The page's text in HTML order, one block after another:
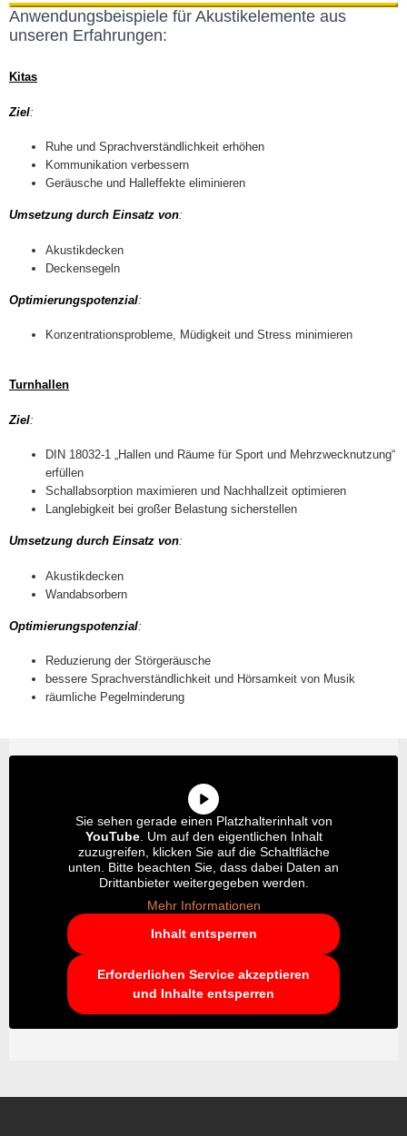
Anwendungsbeispiele für Akustikelemente aus
unseren Erfahrungen:
Kitas
Ziel:
Ruhe und Sprachverständlichkeit erhöhen
Kommunikation verbessern
Geräusche und Halleffekte eliminieren
Umsetzung durch Einsatz von:
Akustikdecken
Deckensegeln
Optimierungspotenzial:
Konzentrationsprobleme, Müdigkeit und Stress minimieren
Turnhallen
Ziel:
DIN 18032-1 „Hallen und Räume für Sport und Mehrzwecknutzung“
erfüllen
Schallabsorption maximieren und Nachhallzeit optimieren
Langlebigkeit bei großer Belastung sicherstellen
Umsetzung durch Einsatz von:
Akustikdecken
Wandabsorbern
Optimierungspotenzial:
Reduzierung der Störgeräusche
bessere Sprachverständlichkeit und Hörsamkeit von Musik
räumliche Pegelminderung
Sie sehen gerade einen Platzhalterinhalt von
YouTube. Um auf den eigentlichen Inhalt
zuzugreifen, klicken Sie auf die Schaltfläche
unten. Bitte beachten Sie, dass dabei Daten an
Drittanbieter weitergegeben werden.
Mehr Informationen
Inhalt entsperren
Erforderlichen Service akzeptieren
und Inhalte entsperren